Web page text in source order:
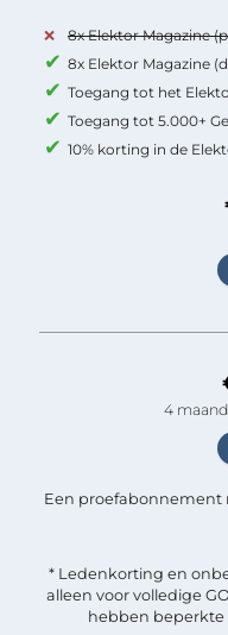
8x Elektor Magazine
8x Elektor Magazine
Toegang tot het
Toegang tot 5.000+
10% korting in de
4
Een proefabonnement
* Ledenkorting en
alleen voor volledige
hebben beperkte